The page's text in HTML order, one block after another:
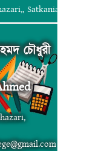
Satkania,
চৌধুরী